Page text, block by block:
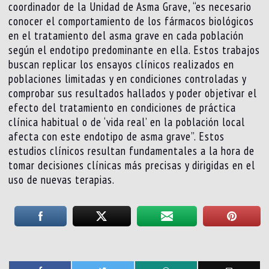
coordinador de la Unidad de Asma Grave, “es necesario
conocer el comportamiento de los fármacos biológicos
en el tratamiento del asma grave en cada población
según el endotipo predominante en ella. Estos trabajos
buscan replicar los ensayos clínicos realizados en
poblaciones limitadas y en condiciones controladas y
comprobar sus resultados hallados y poder objetivar el
efecto del tratamiento en condiciones de práctica
clínica habitual o de ‘vida real’ en la población local
afecta con este endotipo de asma grave”. Estos
estudios clínicos resultan fundamentales a la hora de
tomar decisiones clínicas más precisas y dirigidas en el
uso de nuevas terapias.